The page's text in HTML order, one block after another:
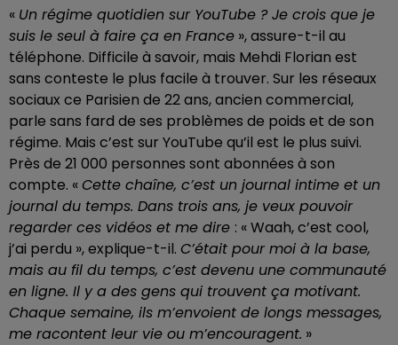
« Un régime quotidien sur YouTube ? Je crois que je
suis le seul à faire ça en France », assure-t-il au
téléphone. Difficile à savoir, mais Mehdi Florian est
sans conteste le plus facile à trouver. Sur les réseaux
sociaux ce Parisien de 22 ans, ancien commercial,
parle sans fard de ses problèmes de poids et de son
régime. Mais c’est sur YouTube qu’il est le plus suivi.
Près de 21 000 personnes sont abonnées à son
compte. «Cette chaîne, c’est un journal intime et un
journal du temps. Dans trois ans, je veux pouvoir
regarder ces vidéos et me dire : « Waah, c’est cool,
j’ai perdu », explique-t-il. C’était pour moi à la base,
mais au fil du temps, c’est devenu une communauté
en ligne. Il y a des gens qui trouvent ça motivant.
Chaque semaine, ils m’envoient de longs messages,
me racontent leur vie ou m’encouragent. »